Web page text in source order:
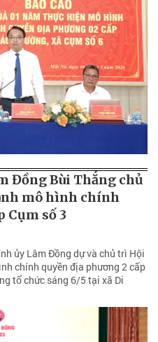
Đồng Bùi Thắng chủ
mô hình chính
Cụm số 3
ủy Lâm Đồng dự và chủ trì Hội
chính quyền địa phương 2 cấp
tổ chức sáng 6/5 tại xã Di